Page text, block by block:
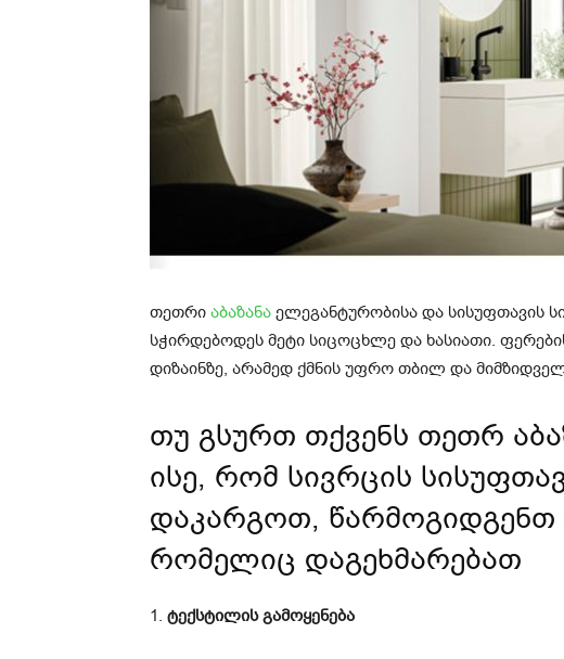
თეთრი აბაზანა ელეგანტურობისა და სისუფთავის
სჭირდებოდეს მეტი სიცოცხლე და ხასიათი.
დიზაინზე, არამედ ქმნის უფრო თბილ და
თუ გსურთ თქვენს თეთრ
ისე, რომ სივრცის
დაკარგოთ, წარმოგიდგენთ
რომელიც დაგეხმარებათ
1. ტექსტილის გამოყენება